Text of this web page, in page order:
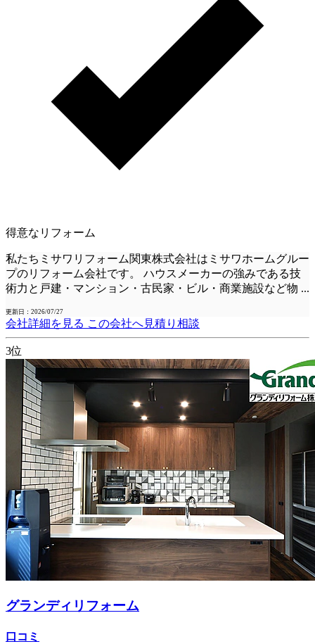
得意なリフォーム
私たちミサワリフォーム関東株式会社はミサワホームグルー
プのリフォーム会社です。 ハウスメーカーの強みである技
術力と戸建・マンション・古民家・ビル・商業施設など物 ...
更新日：2026/07/27
会社詳細を見る この会社へ見積り相談
3位
グランディリフォーム
口コミ